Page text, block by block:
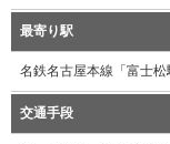
最寄り駅
名鉄名古屋本線「富士
交通手段